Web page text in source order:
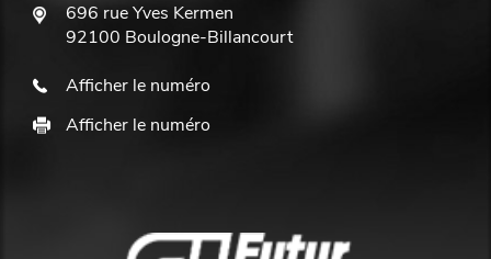
696 rue Yves Kermen
92100 Boulogne-Billancourt
Afficher le numéro
Afficher le numéro